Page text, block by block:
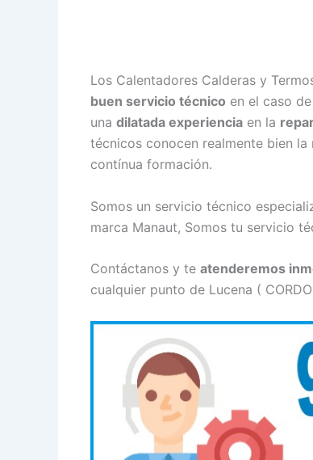
Los Calentadores Calderas y
buen servicio técnico en el caso
una dilatada experiencia en la
técnicos conocen realmente bien
contínua formación.
Somos un servicio técnico
marca Manaut, Somos tu servicio
Contáctanos y te atenderemos
cualquier punto de Lucena (